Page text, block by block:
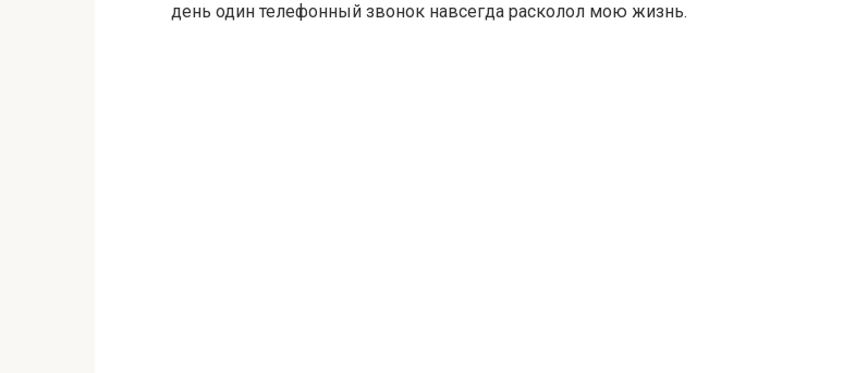
день один телефонный звонок навсегда расколол мою жизнь.